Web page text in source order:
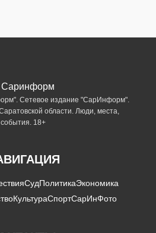
Сетевое издание "СарИнформ".
области. Люди, места,
события. 18+
СудПолитикаЭкономика
КультураСпортСарИнФото